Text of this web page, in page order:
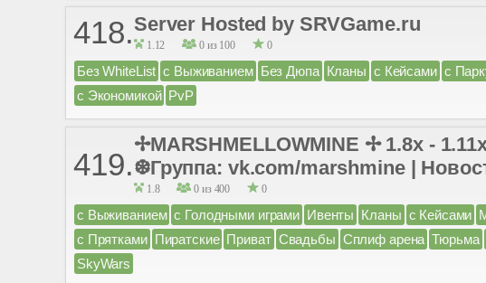
418.Server Hosted by SRVGame.ru
1.12 0 из 100 0
Без WhiteList с Выживанием Без Дюпа Кланы с Кейсами с
с Экономикой PvP
419.
✢MARSHMELLOWMINE ✢ 1.8x -
❆Группа: vk.com/marshmine |
1.8 0 из 400 0
с Выживанием с Голодными играми Ивенты Кланы с Кейсами
с Прятками Пиратские Приват Свадьбы Сплиф арена Тюрьма
SkyWars